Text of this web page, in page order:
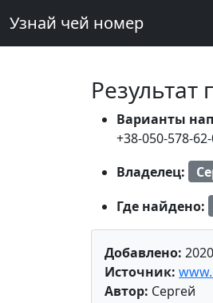
Узнай чей номер
Варианты
+38-050-578-
Владелец:
Где найдено:
Добавлено:
Источник:
Автор: Сергей